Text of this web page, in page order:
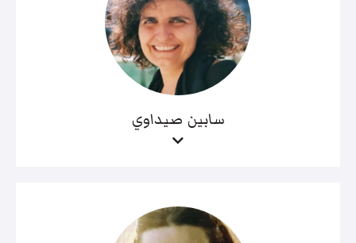
سابين صيداوي